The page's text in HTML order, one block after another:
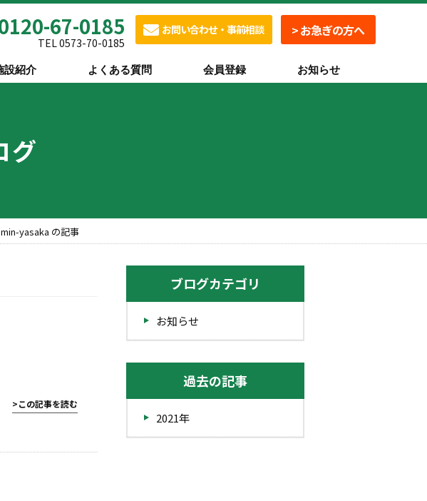
67-0185
TEL 0573-70-0185
お問い合わせ・事前相談 > お急ぎの方へ
設紹介 よくある質問 会員登録 お知らせ
グ
yasaka の記事
>この記事を読む
ブログカテゴリ
お知らせ
過去の記事
2021年